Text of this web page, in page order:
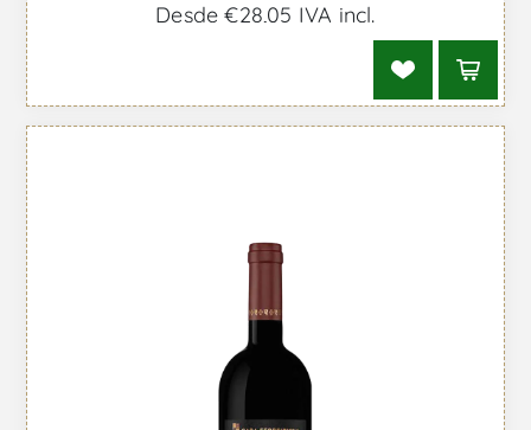
Desde €28,05 IVA incl.